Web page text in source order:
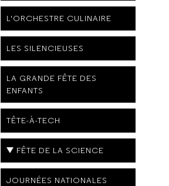
L'ORCHESTRE CULINAIRE
LES SILENCIEUSES
LA GRANDE FÊTE DES
ENFANTS
TÊTE-À-TECH
FÊTE DE LA SCIENCE
JOURNÉES NATIONALES